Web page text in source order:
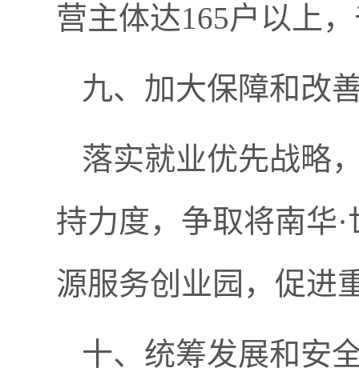
营主体达165户以上
九、加大保障和改
落实就业优先战略
持力度，争取将南华
源服务创业园，促进
十、统筹发展和安